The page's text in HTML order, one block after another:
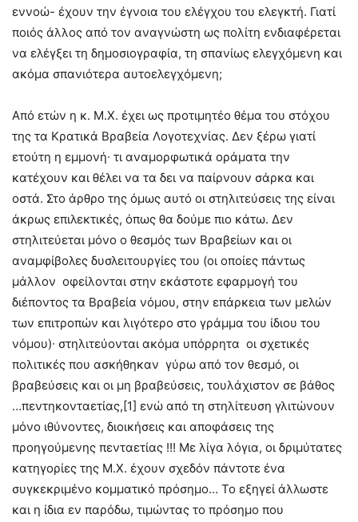
εννοώ- έχουν την έγνοια του ελέγχου του ελεγκτή. Γιατί
ποιός άλλος από τον αναγνώστη ως πολίτη ενδιαφέρεται
να ελέγξει τη δημοσιογραφία, τη σπανίως ελεγχόμενη και
ακόμα σπανιότερα αυτοελεγχόμενη;
Από ετών η κ. Μ.Χ. έχει ως προτιμητέο θέμα του στόχου
της τα Κρατικά Βραβεία Λογοτεχνίας. Δεν ξέρω γιατί
ετούτη η εμμονή∙ τι αναμορφωτικά οράματα την
κατέχουν και θέλει να τα δει να παίρνουν σάρκα και
οστά. Στο άρθρο της όμως αυτό οι στηλιτεύσεις της είναι
άκρως επιλεκτικές, όπως θα δούμε πιο κάτω. Δεν
στηλιτεύεται μόνο ο θεσμός των Βραβείων και οι
αναμφίβολες δυσλειτουργίες του (οι οποίες πάντως
μάλλον οφείλονται στην εκάστοτε εφαρμογή του
διέποντος τα Βραβεία νόμου, στην επάρκεια των μελών
των επιτροπών και λιγότερο στο γράμμα του ίδιου του
νόμου)∙ στηλιτεύονται ακόμα υπόρρητα οι σχετικές
πολιτικές που ασκήθηκαν γύρω από τον θεσμό, οι
βραβεύσεις και οι μη βραβεύσεις, τουλάχιστον σε βάθος
…πεντηκονταετίας,[1] ενώ από τη στηλίτευση γλιτώνουν
μόνο ιθύνοντες, διοικήσεις και αποφάσεις της
προηγούμενης πενταετίας !!! Με λίγα λόγια, οι δριμύτατες
κατηγορίες της Μ.Χ. έχουν σχεδόν πάντοτε ένα
συγκεκριμένο κομματικό πρόσημο… Το εξηγεί άλλωστε
και η ίδια εν παρόδω, τιμώντας το πρόσημο που